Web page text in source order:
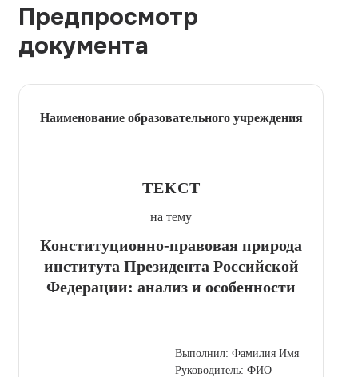
Предпросмотр
документа
Наименование образовательного учреждения
ТЕКСТ
на тему
Конституционно-правовая природа
института Президента Российской
Федерации: анализ и особенности
Выполнил: Фамилия Имя
Руководитель: ФИО